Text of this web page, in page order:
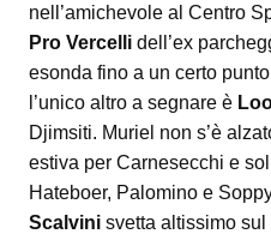
nell’amichevole al Centro
Pro Vercelli dell’ex
esonda fino a un certo
l’unico altro a segnare è
Djimsiti. Muriel non s’è
estiva per Carnesecchi e
Hateboer, Palomino e
Scalvini svetta altissimo